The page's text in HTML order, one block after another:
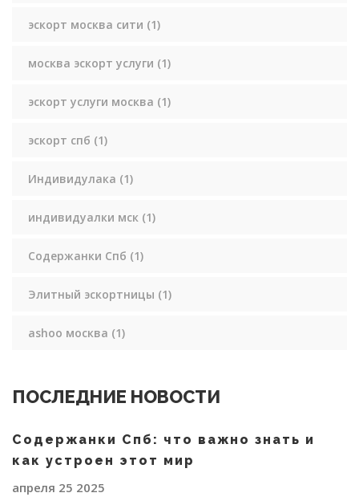
эскорт москва сити (1)
москва эскорт услуги (1)
эскорт услуги москва (1)
эскорт спб (1)
Индивидулака (1)
индивидуалки мск (1)
Содержанки Спб (1)
Элитный эскортницы (1)
ashoo москва (1)
ПОСЛЕДНИЕ НОВОСТИ
Содержанки Спб: что важно знать и
как устроен этот мир
апреля 25 2025